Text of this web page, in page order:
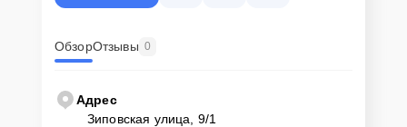
оформят выезд мастера в удобное время и место.
ОбзорОтзывы 0
Адрес
Зиповская улица, 9/1